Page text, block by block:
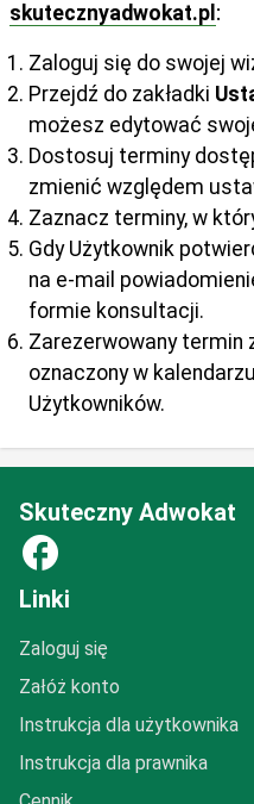
skutecznyadwokat.pl :
Zaloguj się do swojej
Przejdź do zakładki
możesz edytować
Dostosuj terminy
zmienić względem
Zaznacz terminy, w
Gdy Użytkownik
na e-mail
formie konsultacji.
Zarezerwowany
oznaczony w
Użytkowników.
Skuteczny Adwokat
facebook
Linki
Zaloguj się
Załóż konto
Instrukcja dla użytkownika
Instrukcja dla prawnika